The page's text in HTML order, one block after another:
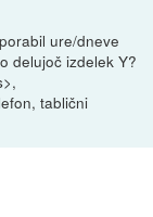
ure/dneve
delujoč izdelek Y?
tablični